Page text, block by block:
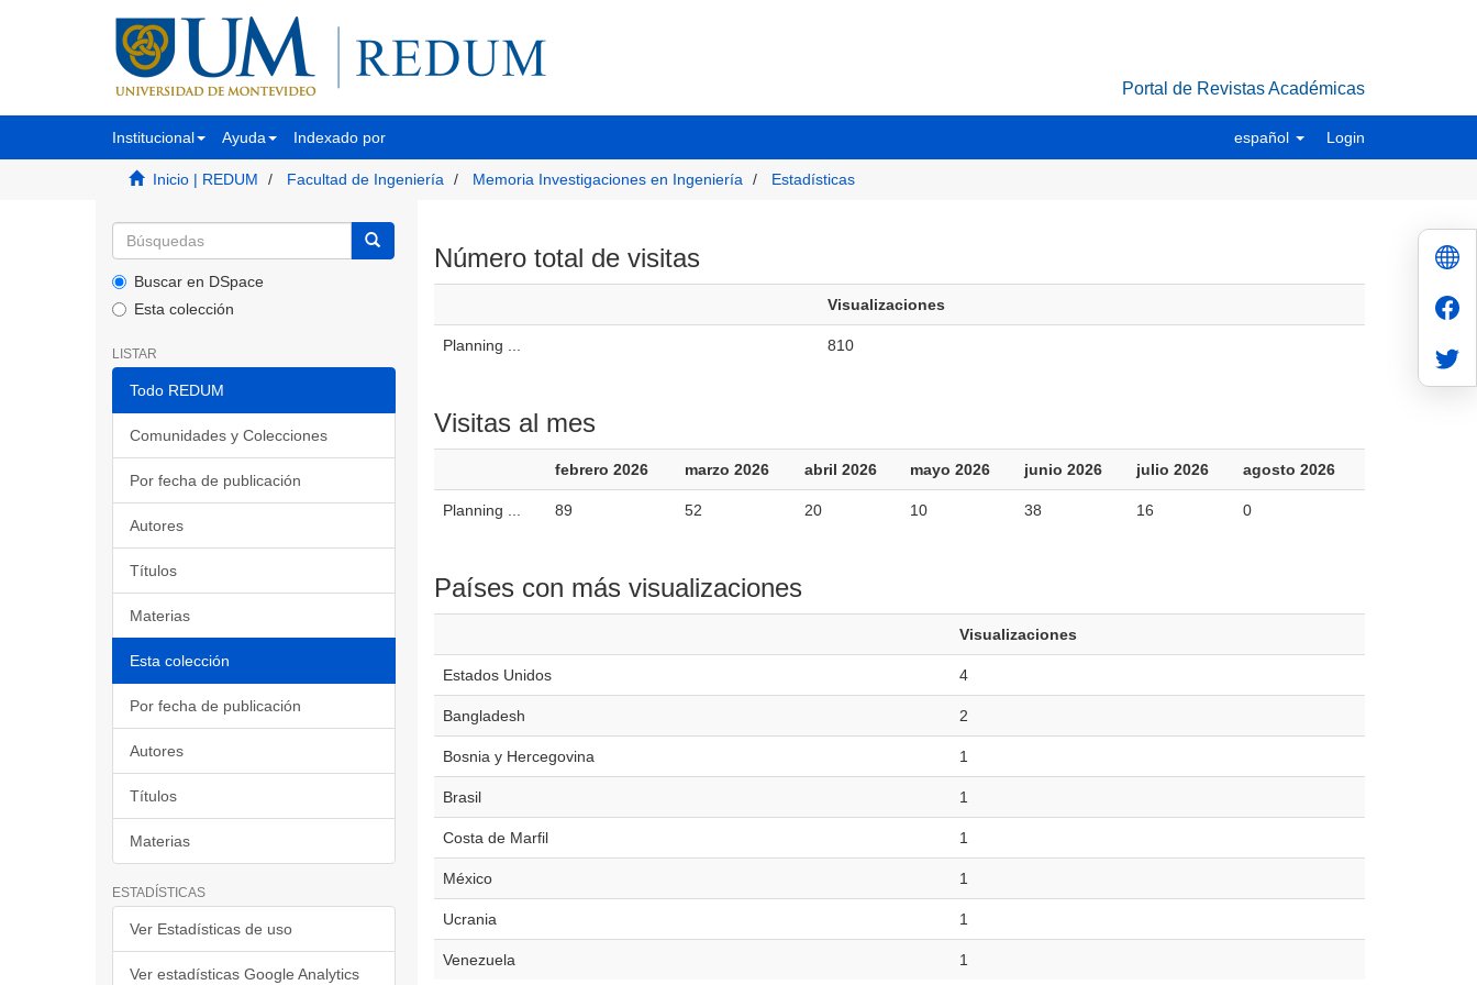
Portal de Revistas Académicas
Institucional Ayuda Indexado por español Login
Inicio | REDUM Facultad de Ingeniería Memoria Investigaciones en Ingeniería Estadísticas
Buscar en DSpace
Esta colección
LISTAR
Todo REDUM
Comunidades y Colecciones
Por fecha de publicación
Autores
Títulos
Materias
Esta colección
Por fecha de publicación
Autores
Títulos
Materias
ESTADÍSTICAS
Ver Estadísticas de uso
Ver estadísticas Google Analytics
Número total de visitas
Visualizaciones
Planning ... 810
Visitas al mes
febrero 2026 marzo 2026 abril 2026 mayo 2026 junio 2026 julio 2026 agosto 2026
Planning ... 89 52 20 10 38 16 0
Países con más visualizaciones
Visualizaciones
Estados Unidos 4
Bangladesh 2
Bosnia y Hercegovina 1
Brasil 1
Costa de Marfil 1
México 1
Ucrania 1
Venezuela 1